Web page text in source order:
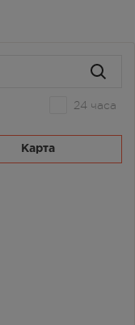
24 часа
Карта